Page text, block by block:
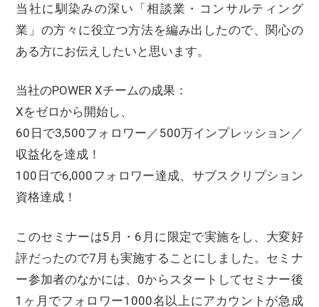
当社に馴染みの深い「相談業・コンサルティング
業」の方々に役立つ方法を編み出したので、関心の
ある方にお伝えしたいと思います。
当社のPOWER Xチームの成果：
Xをゼロから開始し、
60日で3,500フォロワー／500万インプレッション／
収益化を達成！
100日で6,000フォロワー達成、サブスクリプション
資格達成！
このセミナーは5月・6月に限定で実施をし、大変好
評だったので7月も実施することにしました。セミナ
ー参加者のなかには、0からスタートしてセミナー後
1ヶ月でフォロワー1000名以上にアカウントが急成